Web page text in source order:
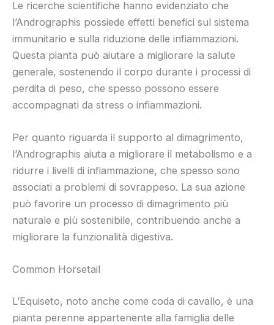
Le ricerche scientifiche hanno evidenziato che
l’Andrographis possiede effetti benefici sul sistema
immunitario e sulla riduzione delle infiammazioni.
Questa pianta può aiutare a migliorare la salute
generale, sostenendo il corpo durante i processi di
perdita di peso, che spesso possono essere
accompagnati da stress o infiammazioni.
Per quanto riguarda il supporto al dimagrimento,
l’Andrographis aiuta a migliorare il metabolismo e a
ridurre i livelli di infiammazione, che spesso sono
associati a problemi di sovrappeso. La sua azione
può favorire un processo di dimagrimento più
naturale e più sostenibile, contribuendo anche a
migliorare la funzionalità digestiva.
Common Horsetail
L’Equiseto, noto anche come coda di cavallo, è una
pianta perenne appartenente alla famiglia delle